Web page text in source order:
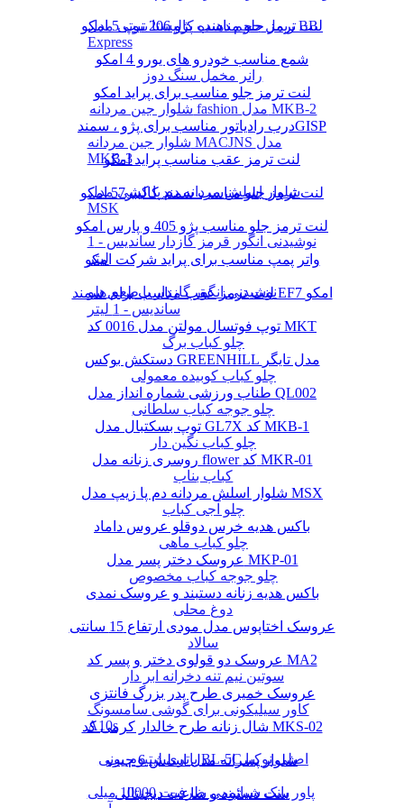
ریمل حجم دهنده کالیستا بیوتی مدل BB
Express
رانر مخمل سنگ دوز
شلوار جین مردانه fashion مدل MKB-2
شلوار جین مردانه MACJNS مدل
MKB-3
شلوار اسلش مردانه دم پا کشی مدل
MSK
نوشیدنی انگور قرمز گازدار ساندیس - 1
لیتر
نوشیدنی انگور گازدار با طعم هلو
ساندیس - 1 لیتر
چلو کباب برگ
چلو کباب کوبیده معمولی
چلو جوجه کباب سلطانی
چلو کباب نگین دار
کباب بناب
چلو آجی کباب
چلو کباب ماهی
چلو جوجه کباب مخصوص
دوغ محلی
سالاد
سوتین نیم تنه دخرانه ابر دار
کاور سیلیکونی برای گوشی سامسونگ
A10s
باتری لیتیوم یونی BL-5C اصلی نوکیا
پاور بانک شیائومی ظرفیت 10000 میلی
لنت ترمز جلو مناسب پژو 206 تیپ 5 امکو
شمع مناسب خودرو های یورو 4 امکو
لنت ترمز جلو مناسب برای پراید امکو
درب رادیاتور مناسب برای پژو ، سمندGISP
لنت ترمز عقب مناسب پراید امکو
لنت ترمز جلو مناسب سمند کالیبر57 امکو
لنت ترمز جلو مناسب پژو 405 و پارس امکو
واتر پمپ مناسب برای پراید شرکت امکو
لنت ترمز عقب مناسب برای سمند EF7 امکو
توپ فوتسال مولتن مدل 0016 کد MKT
دستکش بوکس GREENHILL مدل تایگر
طناب ورزشی شماره انداز مدل QL002
توپ بسکتبال مدل GL7X کد MKB-1
روسری زنانه مدل flower کد MKR-01
شلوار اسلش مردانه دم پا زیپ مدل MSX
باکس هدیه خرس دوقلو عروس داماد
عروسک دختر پسر مدل MKP-01
باکس هدیه زنانه دستبند و عروسک نمدی
عروسک اختاپوس مدل مودی ارتفاع 15 سانتی
عروسک دو قولوی دختر و پسر کد MA2
عروسک خمیری طرح پدر بزرگ فانتزی
شال زنانه طرح خالدار کرمی کد MKS-02
شلوار پسرانه مدل اسلش 6 جیب
ست دستبند و ساعت دیجیتالی